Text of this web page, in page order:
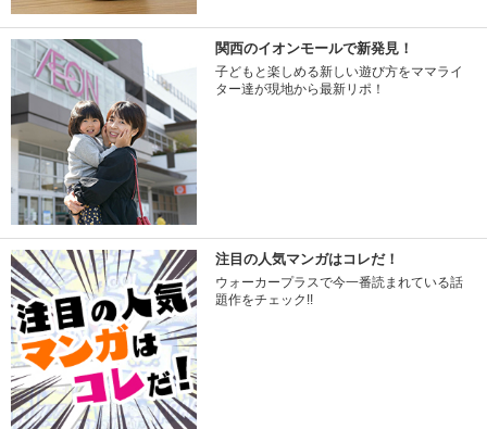
関西のイオンモールで新発見！
子どもと楽しめる新しい遊び方をママライ
ター達が現地から最新リポ！
注目の人気マンガはコレだ！
ウォーカープラスで今一番読まれている話
題作をチェック!!